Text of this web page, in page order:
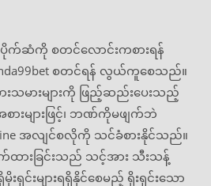
ဆံကို စတင်လောင်းကစားရန်
စတင်ရန် လွယ်ကူစေသည်။
မားများကို ဖြည့်ဆည်းပေးသည့်
ားများဖြင့်၊ ဘဏ်ကိုမဖျက်ဘဲ
အလျင်စလိုကို သင်ခံစားနိုင်သည်။
ထားခြင်းသည် သင့်အား သီးသန့်
းရှင်းများရရှိနိုင်စေမည့် ရိုးရှင်းသော